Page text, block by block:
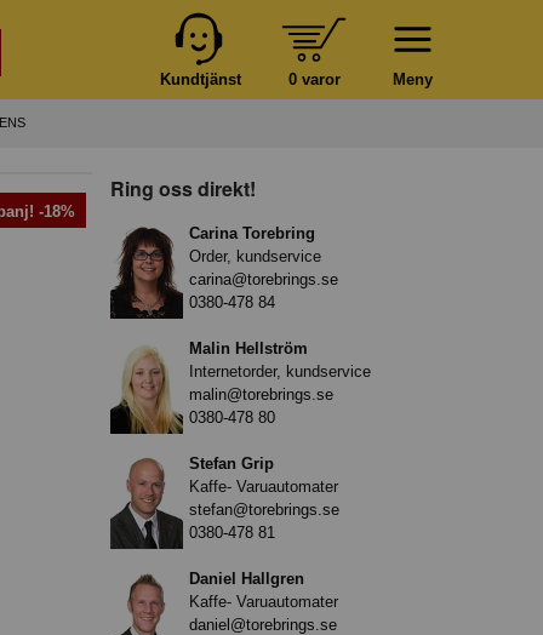
Meny
0 varor
Kundtjänst
-18%
Ring oss direkt!
Carina Torebring
Order, kundservice
carina@torebrings.se
0380-478 84
Malin Hellström
Internetorder, kundservice
malin@torebrings.se
0380-478 80
Stefan Grip
Kaffe- Varuautomater
stefan@torebrings.se
0380-478 81
Daniel Hallgren
Kaffe- Varuautomater
daniel@torebrings.se